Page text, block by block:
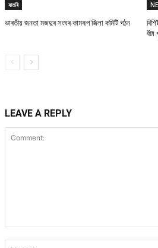
বাতৰি
ভাৰতীয় জনতা মজদুৰ সংঘৰ কামৰূপ জিলা কমিটি গঠন
বঁটা
LEAVE A REPLY